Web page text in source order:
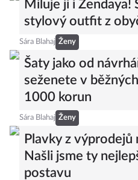
Miluje ji i Zendaya!
stylový outfit z
Sára Blahaj Ženy
Šaty jako od
seženete v
1000 korun
Sára Blahaj Ženy
Plavky z výprodejů
Našli jsme ty
postavu